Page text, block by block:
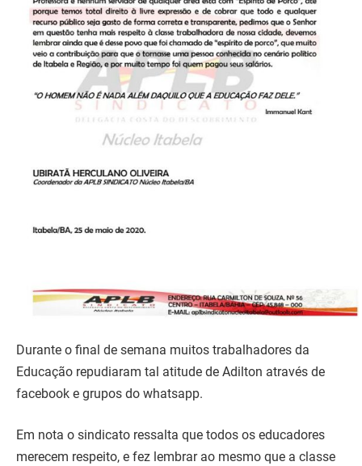
Durante o final de semana muitos trabalhadores da
Educação repudiaram tal atitude de Adilton através de
facebook e grupos do whatsapp.
Em nota o sindicato ressalta que todos os educadores
merecem respeito, e fez lembrar ao mesmo que a classe